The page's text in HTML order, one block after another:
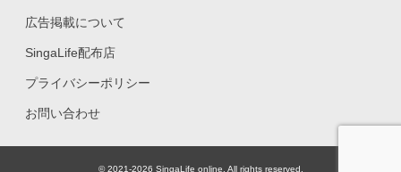
広告掲載について
SingaLife配布店
プライバシーポリシー
お問い合わせ
© 2021-2026 SingaLife online. All rights reserved.